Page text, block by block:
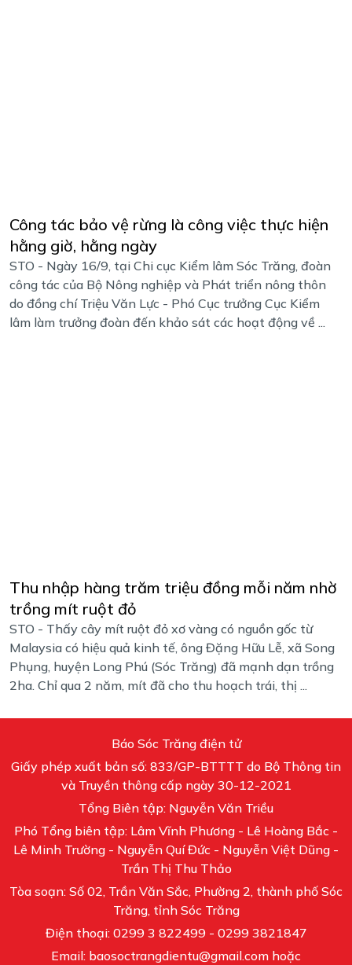
Công tác bảo vệ rừng là công việc thực hiện
hằng giờ, hằng ngày
STO - Ngày 16/9, tại Chi cục Kiểm lâm Sóc Trăng, đoàn
công tác của Bộ Nông nghiệp và Phát triển nông thôn
do đồng chí Triệu Văn Lực - Phó Cục trưởng Cục Kiểm
lâm làm trưởng đoàn đến khảo sát các hoạt động về ...
Thu nhập hàng trăm triệu đồng mỗi năm nhờ
trồng mít ruột đỏ
STO - Thấy cây mít ruột đỏ xơ vàng có nguồn gốc từ
Malaysia có hiệu quả kinh tế, ông Đặng Hữu Lễ, xã Song
Phụng, huyện Long Phú (Sóc Trăng) đã mạnh dạn trồng
2ha. Chỉ qua 2 năm, mít đã cho thu hoạch trái, thị ...
Báo Sóc Trăng điện tử
Giấy phép xuất bản số: 833/GP-BTTTT do Bộ Thông tin
và Truyền thông cấp ngày 30-12-2021
Tổng Biên tập: Nguyễn Văn Triều
Phó Tổng biên tập: Lâm Vĩnh Phương - Lê Hoàng Bắc -
Lê Minh Trường - Nguyễn Quí Đức - Nguyễn Việt Dũng -
Trần Thị Thu Thảo
Tòa soạn: Số 02, Trần Văn Sắc, Phường 2, thành phố Sóc
Trăng, tỉnh Sóc Trăng
Điện thoại: 0299 3 822499 - 0299 3821847
Email: baosoctrangdientu@gmail.com hoặc